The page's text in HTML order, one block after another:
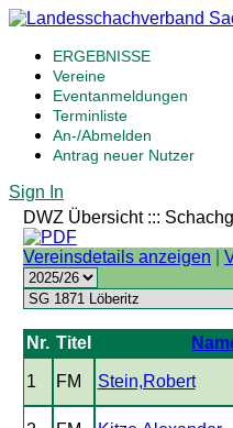
ERGEBNISSE
Vereine
Eventanmeldungen
Terminliste
An-/Abmelden
Antrag neuer Nutzer
Sign In
DWZ Übersicht :::
Vereinsdetails anzeigen
Nr. Titel
1 FM Stein,Robert